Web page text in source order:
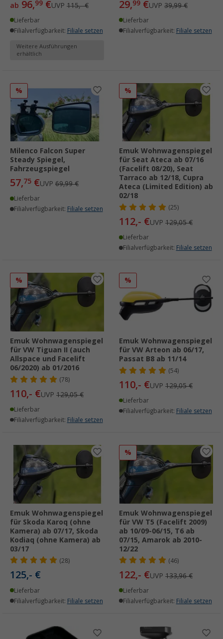
ab 96,99 €UVP 115,- €
Lieferbar
Filialverfügbarkeit: Filiale setzen
Weitere Ausführungen
erhältlich
29,99 €UVP 39,99 €
Lieferbar
Filialverfügbarkeit: Filiale setzen
%
Milenco Falcon Super
Steady Spiegel,
Fahrzeugspiegel
57,75 €UVP 69,99 €
Lieferbar
Filialverfügbarkeit: Filiale setzen
%
Emuk Wohnwagenspiegel
für Seat Ateca ab 07/16
(Facelift 08/20), Seat
Tarraco ab 12/18, Cupra
Ateca (Limited Edition) ab
02/18
(25)
112,- €UVP 129,05 €
Lieferbar
Filialverfügbarkeit: Filiale setzen
%
Emuk Wohnwagenspiegel
für VW Tiguan II (auch
Allspace und Facelift
06/2020) ab 01/2016
(78)
110,- €UVP 129,05 €
Lieferbar
Filialverfügbarkeit: Filiale setzen
%
Emuk Wohnwagenspiegel
für VW Arteon ab 06/17,
Passat B8 ab 11/14
(54)
110,- €UVP 129,05 €
Lieferbar
Filialverfügbarkeit: Filiale setzen
Emuk Wohnwagenspiegel
für Skoda Karoq (ohne
Kamera) ab 07/17, Skoda
Kodiaq (ohne Kamera) ab
03/17
(28)
125,- €
Lieferbar
Filialverfügbarkeit: Filiale setzen
%
Emuk Wohnwagenspiegel
für VW T5 (Facelift 2009)
ab 10/09-06/15, T6 ab
07/15, Amarok ab 2010-
12/22
(46)
122,- €UVP 133,96 €
Lieferbar
Filialverfügbarkeit: Filiale setzen